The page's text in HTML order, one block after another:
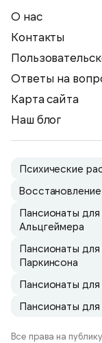
О нас
Контакты
Ответы на
Карта сайта
Наш блог
Психические
Пансионаты
Альцгеймера
Пансионаты
Паркинсона
Пансионаты
Пансионаты
Все права на